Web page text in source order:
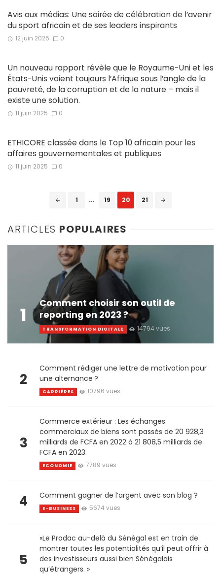
Avis aux médias: Une soirée de célébration de l’avenir
du sport africain et de ses leaders inspirants
12 juin 2025 0
Un nouveau rapport révèle que le Royaume-Uni et les
États-Unis voient toujours l’Afrique sous l’angle de la
pauvreté, de la corruption et de la nature – mais il
existe une solution.
11 juin 2025 0
ETHICORE classée dans le Top 10 africain pour les
affaires gouvernementales et publiques
11 juin 2025 0
1 ... 19 20 21
ARTICLES POPULAIRES
1
Comment choisir son outil de
reporting en 2023 ?
TRANSFORMATION DIGITALE 14794 vues
2
Comment rédiger une lettre de motivation pour
une alternance ?
CARRIÈRES 10796 vues
3
Commerce extérieur : Les échanges
commerciaux de biens sont passés de 20 928,3
milliards de FCFA en 2022 à 21 808,5 milliards de
FCFA en 2023
ECONOMIE 7789 vues
4 Comment gagner de l’argent avec son blog ?
E-BUSINESS 5674 vues
5
«Le Prodac au-delà du Sénégal est en train de
montrer toutes les potentialités qu’il peut offrir à
des investisseurs aussi bien Sénégalais
qu’étrangers. »